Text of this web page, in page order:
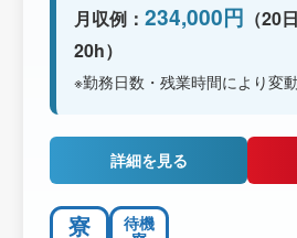
月収例： 234,000円 （20
20h）
※勤務日数・残業時間により変
詳細を見る
寮 待機